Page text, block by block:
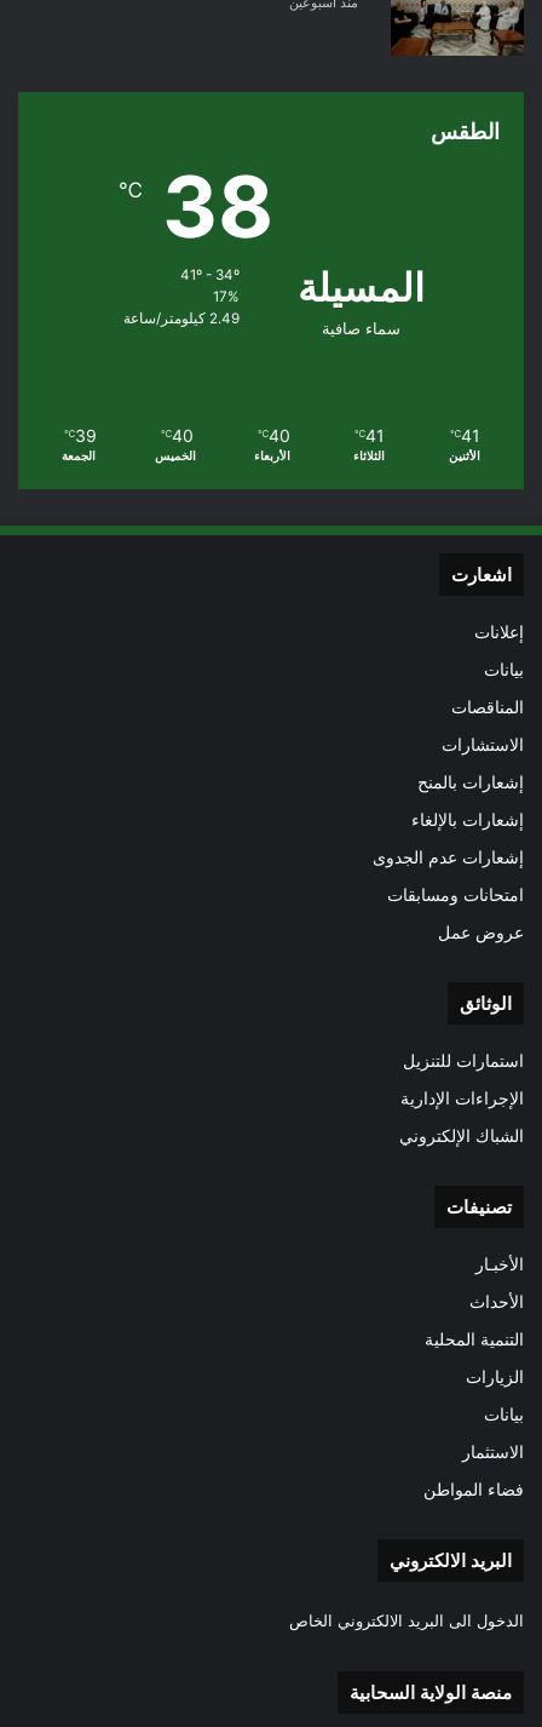
الطقس
المسيلة
سماء صافية
38
℃
41º - 34º
17%
2.49 كيلومتر/ساعة
41
℃
الأثنين
41
℃
الثلاثاء
40
℃
الأربعاء
40
℃
الخميس
39
℃
الجمعة
اشعارت
إعلانات
بيانات
المناقصات
الاستشارات
إشعارات بالمنح
إشعارات بالإلغاء
إشعارات عدم الجدوى
امتحانات ومسابقات
عروض عمل
الوثائق
استمارات للتنزيل
الإجراءات الإدارية
الشباك الإلكتروني
تصنيفات
الأخبـار
الأحداث
التنمية المحلية
الزيارات
بيانات
الاستثمار
فضاء المواطن
البريد الالكتروني
الدخول الى البريد الالكتروني الخاص
منصة الولاية السحابية